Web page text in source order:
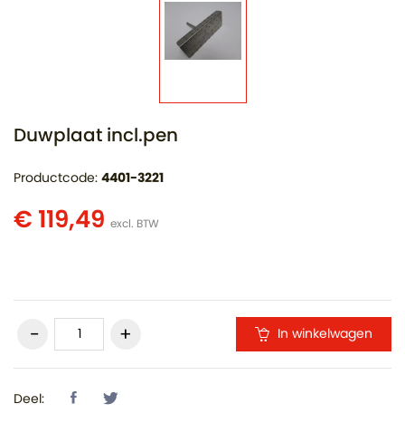
Duwplaat incl.pen
Productcode: 4401-3221
€ 119,49 excl. BTW
In winkelwagen
Deel: